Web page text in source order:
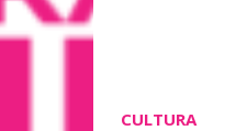
CULTURA